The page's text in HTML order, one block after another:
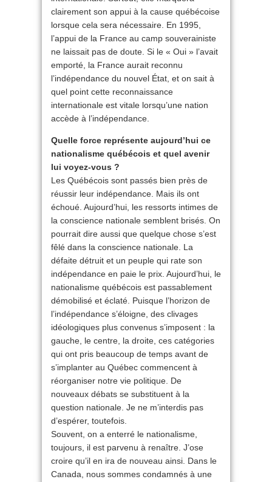
clairement son appui à la cause québécoise
lorsque cela sera nécessaire. En 1995,
l’appui de la France au camp souverainiste
ne laissait pas de doute. Si le « Oui » l’avait
emporté, la France aurait reconnu
l’indépendance du nouvel État, et on sait à
quel point cette reconnaissance
internationale est vitale lorsqu’une nation
accède à l’indépendance.
Quelle force représente aujourd’hui ce
nationalisme québécois et quel avenir
lui voyez-vous ?
Les Québécois sont passés bien près de
réussir leur indépendance. Mais ils ont
échoué. Aujourd’hui, les ressorts intimes de
la conscience nationale semblent brisés. On
pourrait dire aussi que quelque chose s’est
fêlé dans la conscience nationale. La
défaite détruit et un peuple qui rate son
indépendance en paie le prix. Aujourd’hui, le
nationalisme québécois est passablement
démobilisé et éclaté. Puisque l’horizon de
l’indépendance s’éloigne, des clivages
idéologiques plus convenus s’imposent : la
gauche, le centre, la droite, ces catégories
qui ont pris beaucoup de temps avant de
s’implanter au Québec commencent à
réorganiser notre vie politique. De
nouveaux débats se substituent à la
question nationale. Je ne m’interdis pas
d’espérer, toutefois.
Souvent, on a enterré le nationalisme,
toujours, il est parvenu à renaître. J’ose
croire qu’il en ira de nouveau ainsi. Dans le
Canada, nous sommes condamnés à une